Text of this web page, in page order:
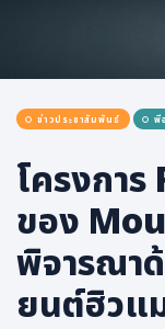
กีฬา
โรงแรม, ที่พัก
บ้าน, คอนโด, อสังห
ประกัน
ข่าวประชาสัมพันธ์ พี
โครงกา
ของ
พิจารณา
ยนต์ฮิวแ